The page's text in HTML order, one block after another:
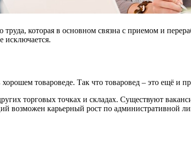
которая в основном связна с приемом и
исключается.
товароведе. Так что товаровед – это ещё и
торговых точках и складах. Существуют
возможен карьерный рост по административной